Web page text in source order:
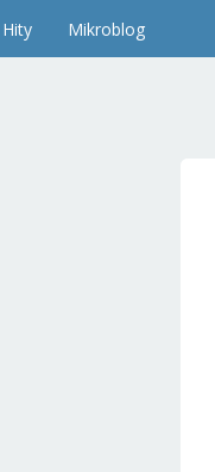
Hity Mikroblog